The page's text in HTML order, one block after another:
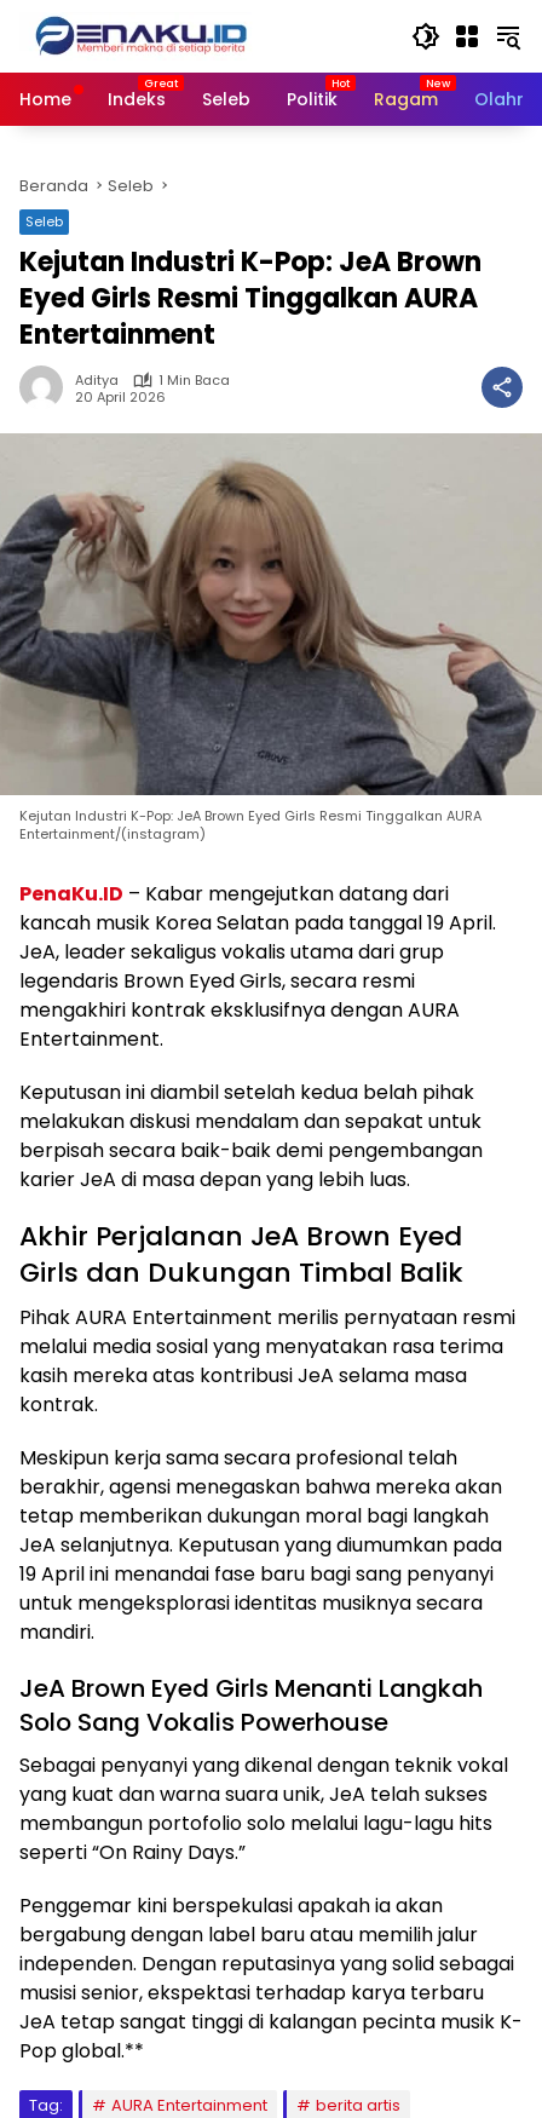
Langsung
konten
Home
Indeks Seleb Politik Ragam
Beranda Seleb
Seleb
Kejutan Industri K-Pop: JeA Brown
Eyed Girls Resmi Tinggalkan AURA
Entertainment
Aditya
1 Min Baca
20 April 2026
Kejutan Industri K-Pop: JeA Brown Eyed Girls Resmi Tinggalkan AURA
Entertainment/(instagram)
PenaKu.ID – Kabar mengejutkan datang dari
kancah musik Korea Selatan pada tanggal 19 April.
JeA, leader sekaligus vokalis utama dari grup
legendaris Brown Eyed Girls, secara resmi
mengakhiri kontrak eksklusifnya dengan AURA
Entertainment.
Keputusan ini diambil setelah kedua belah pihak
melakukan diskusi mendalam dan sepakat untuk
berpisah secara baik-baik demi pengembangan
karier JeA di masa depan yang lebih luas.
Akhir Perjalanan JeA Brown Eyed
Girls dan Dukungan Timbal Balik
Pihak AURA Entertainment merilis pernyataan resmi
melalui media sosial yang menyatakan rasa terima
kasih mereka atas kontribusi JeA selama masa
kontrak.
Meskipun kerja sama secara profesional telah
berakhir, agensi menegaskan bahwa mereka akan
tetap memberikan dukungan moral bagi langkah
JeA selanjutnya. Keputusan yang diumumkan pada
19 April ini menandai fase baru bagi sang penyanyi
untuk mengeksplorasi identitas musiknya secara
mandiri.
JeA Brown Eyed Girls Menanti Langkah
Solo Sang Vokalis Powerhouse
Sebagai penyanyi yang dikenal dengan teknik vokal
yang kuat dan warna suara unik, JeA telah sukses
membangun portofolio solo melalui lagu-lagu hits
seperti “On Rainy Days.”
Penggemar kini berspekulasi apakah ia akan
bergabung dengan label baru atau memilih jalur
independen. Dengan reputasinya yang solid sebagai
musisi senior, ekspektasi terhadap karya terbaru
JeA tetap sangat tinggi di kalangan pecinta musik K-
Pop global.**
Tag: AURA Entertainment
berita artis